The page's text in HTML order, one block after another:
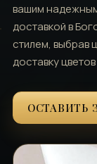
вашим
доставкой в
стилем, выбрав
доставку
ОСТАВИТЬ